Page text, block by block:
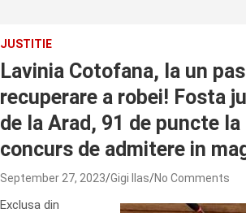
JUSTITIE
Lavinia Cotofana, la un
recuperare a robei! Fosta
de la Arad, 91 de puncte la
concurs de admitere in
September 27, 2023 Gigi Ilas No Comments
Exclusa din